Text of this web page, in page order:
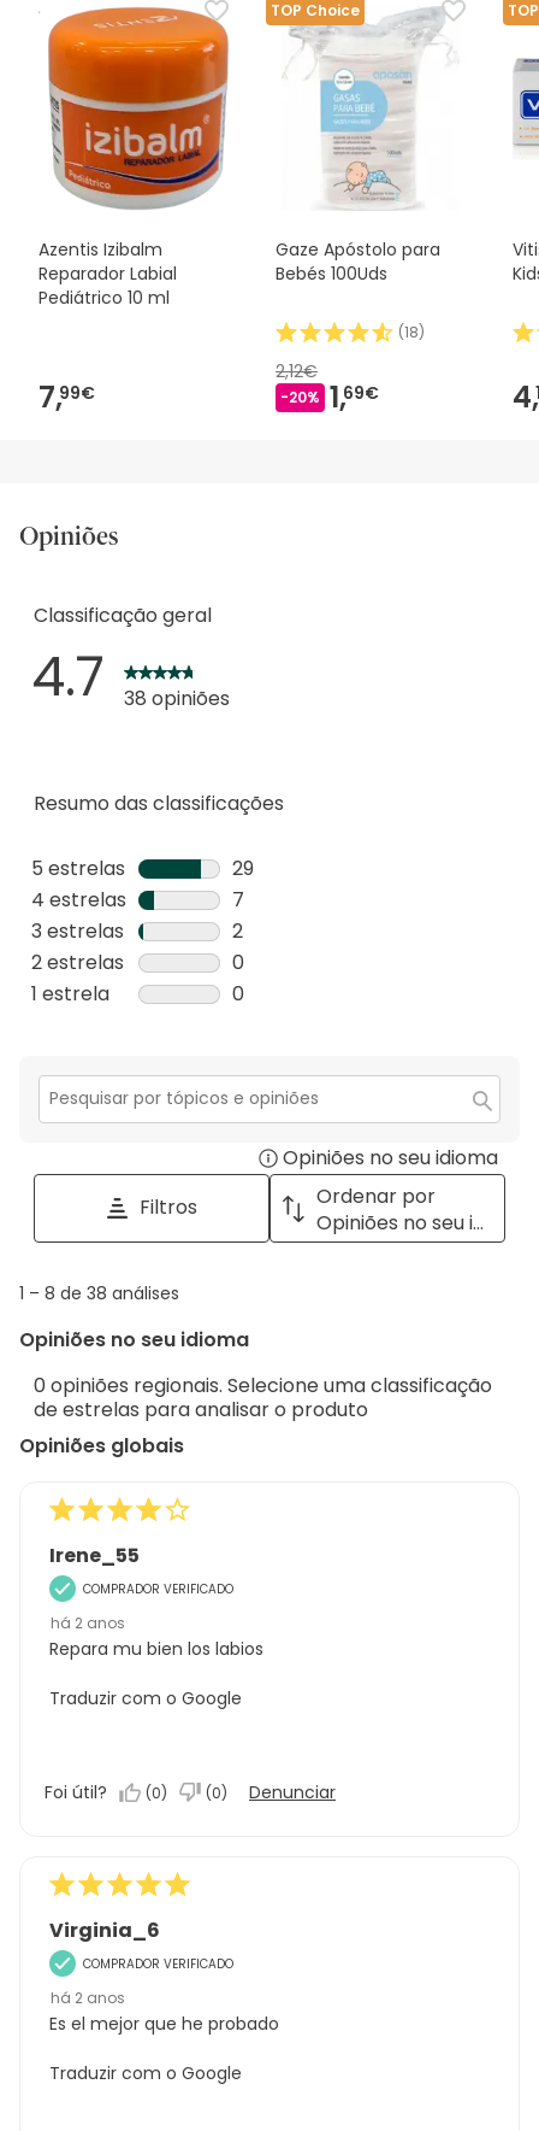
Azentis Izibalm
Reparador Labial
Pediátrico 10 ml
7,99€
TOP Choice
Gaze Apóstolo para
Bebés 100Uds
(18)
2,12€
-20% 1,69€ 4,
Opiniões
Resumo das classificações
5 estrelas estrelas
29
29
análises
com
5
4 estrelas estrelas
7
7
análises
com
3 estrelas estrelas
2
2
análises
estrelas.
2 estrelas estrelas
0
0
2
estrelas.
1 estrela estrelas
0
com
1
Classificação geral
4.7 38 opiniões
Secção
Opiniões no seu idioma
a
with
Filtros
Ordenar por
Opiniões no seu idioma
1
8
38
análises
1 – 8 de 38 análises
Opiniões no seu idioma
0 opiniões regionais. Selecione uma classificação
de estrelas para analisar o produto
Opiniões globais
Irene_55
COMPRADOR VERIFICADO
há 2 anos
Repara mu bien los labios
Traduzir com o Google
Foi útil? (0) (0) Denunciar
Virginia_6
COMPRADOR VERIFICADO
há 2 anos
Es el mejor que he probado
Traduzir com o Google